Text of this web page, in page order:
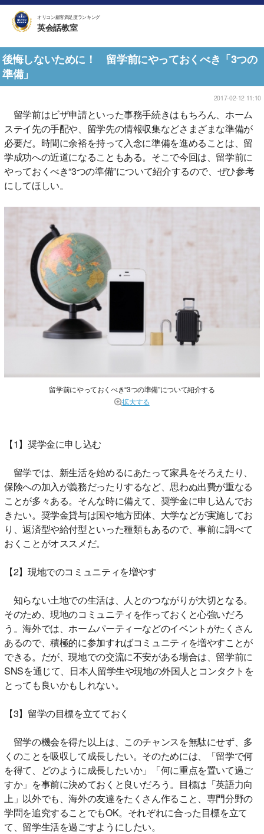
オリコン顧客満足度ランキング
英会話教室
後悔しないために！ 留学前にやっておくべき「3つの
準備」
2017-02-12 11:10
留学前はビザ申請といった事務手続きはもちろん、ホーム
ステイ先の手配や、留学先の情報収集などさまざまな準備が
必要だ。時間に余裕を持って入念に準備を進めることは、留
学成功への近道になることもある。そこで今回は、留学前に
やっておくべき“3つの準備”について紹介するので、ぜひ参考
にしてほしい。
留学前にやっておくべき“3つの準備”について紹介する
拡大する
【1】奨学金に申し込む
留学では、新生活を始めるにあたって家具をそろえたり、
保険への加入が義務だったりするなど、思わぬ出費が重なる
ことが多々ある。そんな時に備えて、奨学金に申し込んでお
きたい。奨学金貸与は国や地方団体、大学などが実施してお
り、返済型や給付型といった種類もあるので、事前に調べて
おくことがオススメだ。
【2】現地でのコミュニティを増やす
知らない土地での生活は、人とのつながりが大切となる。
そのため、現地のコミュニティを作っておくと心強いだろ
う。海外では、ホームパーティーなどのイベントがたくさん
あるので、積極的に参加すればコミュニティを増やすことが
できる。だが、現地での交流に不安がある場合は、留学前に
SNSを通じて、日本人留学生や現地の外国人とコンタクトを
とっても良いかもしれない。
【3】留学の目標を立てておく
留学の機会を得た以上は、このチャンスを無駄にせず、多
くのことを吸収して成長したい。そのためには、「留学で何
を得て、どのように成長したいか」「何に重点を置いて過ご
すか」を事前に決めておくと良いだろう。目標は「英語力向
上」以外でも、海外の友達をたくさん作ること、専門分野の
学問を追究することでもOK。それぞれに合った目標を立て
て、留学生活を過ごすようにしたい。